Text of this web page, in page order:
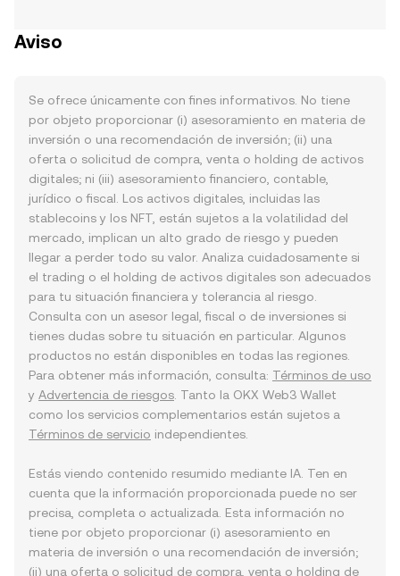
Aviso
Se ofrece únicamente con fines informativos. No tiene
por objeto proporcionar (i) asesoramiento en materia de
inversión o una recomendación de inversión; (ii) una
oferta o solicitud de compra, venta o holding de activos
digitales; ni (iii) asesoramiento financiero, contable,
jurídico o fiscal. Los activos digitales, incluidas las
stablecoins y los NFT, están sujetos a la volatilidad del
mercado, implican un alto grado de riesgo y pueden
llegar a perder todo su valor. Analiza cuidadosamente si
el trading o el holding de activos digitales son adecuados
para tu situación financiera y tolerancia al riesgo.
Consulta con un asesor legal, fiscal o de inversiones si
tienes dudas sobre tu situación en particular. Algunos
productos no están disponibles en todas las regiones.
Para obtener más información, consulta: Términos de uso
y Advertencia de riesgos . Tanto la OKX Web3 Wallet
como los servicios complementarios están sujetos a
Términos de servicio independientes.
Estás viendo contenido resumido mediante IA. Ten en
cuenta que la información proporcionada puede no ser
precisa, completa o actualizada. Esta información no
tiene por objeto proporcionar (i) asesoramiento en
materia de inversión o una recomendación de inversión;
(ii) una oferta o solicitud de compra, venta o holding de